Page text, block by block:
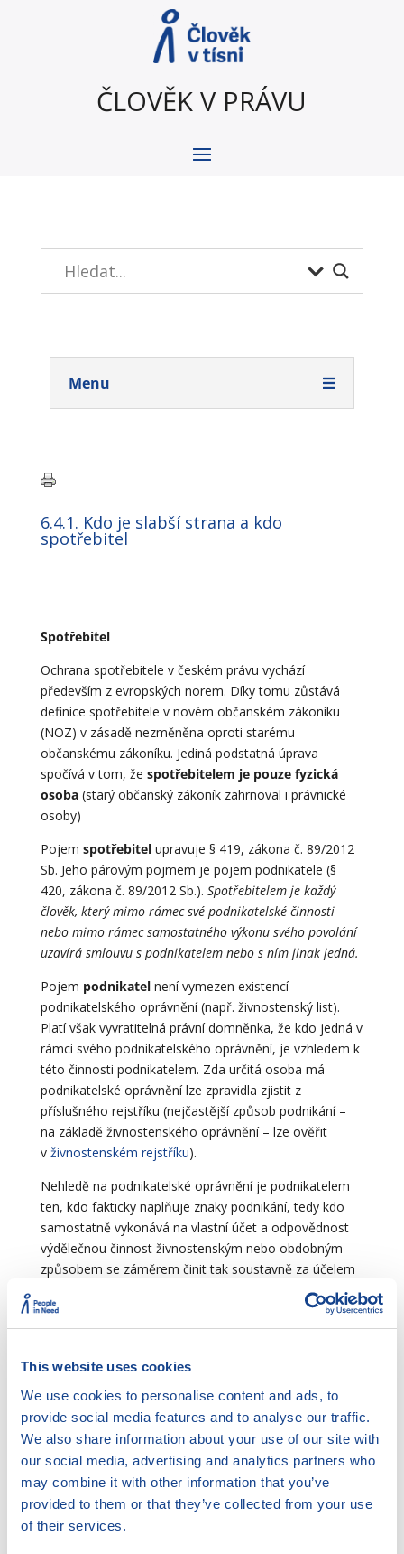
This website uses cookies
We use cookies to personalise content and ads, to
provide social media features and to analyse our traffic.
We also share information about your use of our site with
our social media, advertising and analytics partners who
may combine it with other information that you’ve
provided to them or that they’ve collected from your use
of their services.
ČLOVĚK V PRÁVU
Menu
6.4.1. Kdo je slabší strana a kdo
spotřebitel
Spotřebitel
Ochrana spotřebitele v českém právu vychází
především z evropských norem. Díky tomu zůstává
definice spotřebitele v novém občanském zákoníku
(NOZ) v zásadě nezměněna oproti starému
občanskému zákoníku. Jediná podstatná úprava
spočívá v tom, že spotřebitelem je pouze fyzická
osoba(starý občanský zákoník zahrnoval i právnické
osoby)
Pojem spotřebitelupravuje § 419, zákona č. 89/2012
Sb. Jeho párovým pojmem je pojem podnikatele (§
420, zákona č. 89/2012 Sb.). Spotřebitelem je každý
člověk, který mimo rámec své podnikatelské činnosti
nebo mimo rámec samostatného výkonu svého povolání
uzavírá smlouvu s podnikatelem nebo s ním jinak jedná.
Pojem podnikatelnení vymezen existencí
podnikatelského oprávnění (např. živnostenský list).
Platí však vyvratitelná právní domněnka, že kdo jedná v
rámci svého podnikatelského oprávnění, je vzhledem k
této činnosti podnikatelem. Zda určitá osoba má
podnikatelské oprávnění lze zpravidla zjistit z
příslušného rejstříku (nejčastější způsob podnikání –
na základě živnostenského oprávnění – lze ověřit
v živnostenském rejstříku).
Nehledě na podnikatelské oprávnění je podnikatelem
ten, kdo fakticky naplňuje znaky podnikání, tedy kdo
samostatně vykonává na vlastní účet a odpovědnost
výdělečnou činnost živnostenským nebo obdobným
způsobem se záměrem činit tak soustavně za účelem
na ochranuspotřebitele. Pokud jde o tuto ochranu,
slabší stranou v daném vztahu, rozhodující je poměrně
formální kritérium vztahu podnikatel – nepodnikatel.
Takže například i na finančního poradce, který
podepisuje pro sebe (nikoli v rámci podnikání)
pojistnou smlouvu, kterou dokonale zná a nanejvýš
svobodně si ji vybral, se ochrana spotřebitele vztahuje.